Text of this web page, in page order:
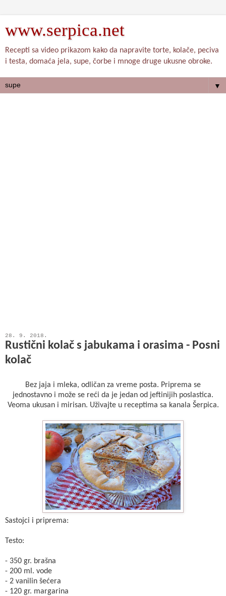
www.serpica.net
Recepti sa video prikazom kako da napravite torte, kolače, peciva
i testa, domaća jela, supe, čorbe i mnoge druge ukusne obroke.
▼
28. 9. 2018.
Rustični kolač s jabukama i orasima - Posni
kolač
Bez jaja i mleka, odličan za vreme posta. Priprema se
jednostavno i može se reći da je jedan od jeftinijih poslastica.
Veoma ukusan i mirisan. Uživajte u receptima sa kanala Šerpica.
Sastojci i priprema:
Testo:
- 350 gr. brašna
- 200 ml. vode
- 2 vanilin šećera
- 120 gr. margarina